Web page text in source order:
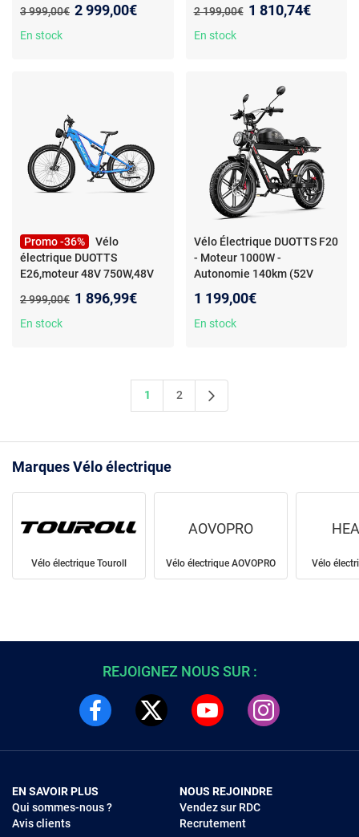
250W Vitesse Maximale
25Km/h, vélo électrique
Ancien prix :
3 999,00€ Nouveau prix :
2 999,00€
En stock
Vitesses
Ancien prix :
2 199,00€ Nouveau prix :
1 810,74€
En stock
Promo -36%
Vélo
électrique DUOTTS
E26,moteur 48V 750W,48V
DUOTTS E26,moteur 48V
750W,48V 20AH,Autonomie
Ancien prix :
2 999,00€ Nouveau prix :
1 896,99€
En stock
Vélo Électrique DUOTTS F20
- Moteur 1000W -
Autonomie 140km (52V
1 199,00€
En stock
1 2
Marques Vélo électrique
Vélo électrique Touroll
AOVOPRO
Vélo électrique AOVOPRO Vélo
REJOIGNEZ NOUS SUR :
EN SAVOIR PLUS
Qui sommes-nous ?
Avis clients
NOUS REJOINDRE
Vendez sur RDC
Recrutement